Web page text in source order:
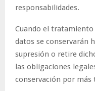
responsabilidades.
Cuando el
datos se conservarán
supresión o retire
las obligaciones
conservación por más